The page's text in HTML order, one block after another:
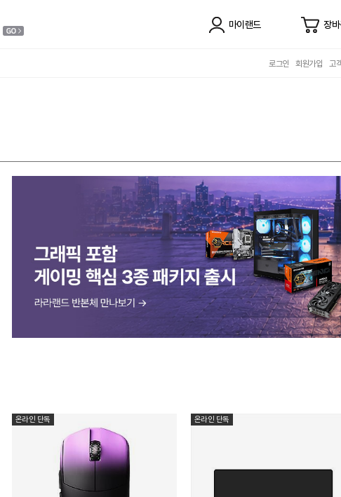
마이랜드 장
로그인 회원가입 고
온라인 단독 온라인 단독